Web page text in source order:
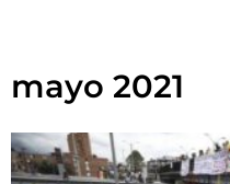
mayo 2021